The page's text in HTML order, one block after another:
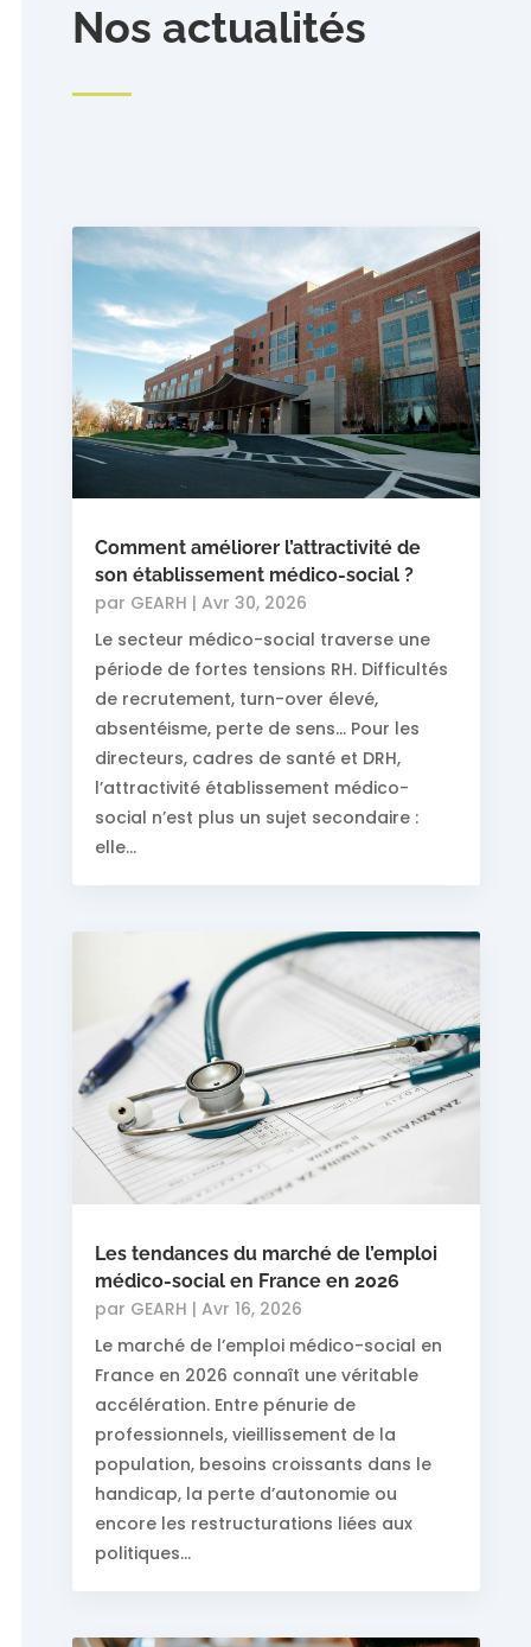
Nos actualités
Comment améliorer l’attractivité de
son établissement médico-social ?
par GEARH | Avr 30, 2026
Le secteur médico-social traverse une
période de fortes tensions RH. Difficultés
de recrutement, turn-over élevé,
absentéisme, perte de sens… Pour les
directeurs, cadres de santé et DRH,
l’attractivité établissement médico-
social n’est plus un sujet secondaire :
elle...
Les tendances du marché de l’emploi
médico-social en France en 2026
par GEARH | Avr 16, 2026
Le marché de l’emploi médico-social en
France en 2026 connaît une véritable
accélération. Entre pénurie de
professionnels, vieillissement de la
population, besoins croissants dans le
handicap, la perte d’autonomie ou
encore les restructurations liées aux
politiques...